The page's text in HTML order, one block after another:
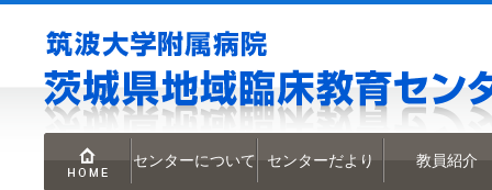
センターについて センターだより 教員紹介